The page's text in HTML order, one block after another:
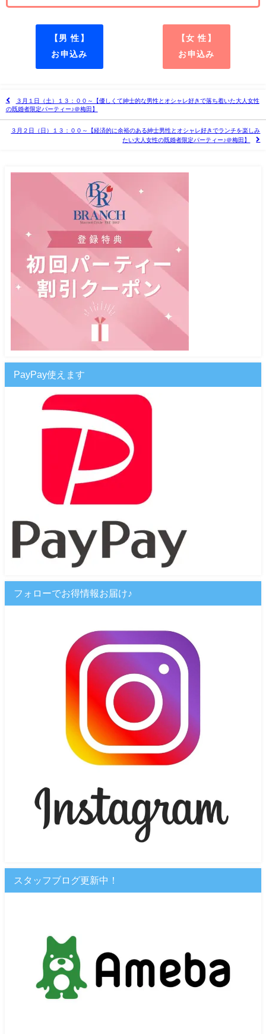
【男 性】
お申込み
【女 性】
お申込み
３月１日（土）１３：００～【優しくて紳士的な男性とオシャレ好きで落ち着いた大人女性
の既婚者限定パーティー♪＠梅田】
３月２日（日）１３：００～【経済的に余裕のある紳士男性とオシャレ好きでランチを楽しみ
たい大人女性の既婚者限定パーティー♪＠梅田】
PayPay使えます
フォローでお得情報お届け♪
スタッフブログ更新中！